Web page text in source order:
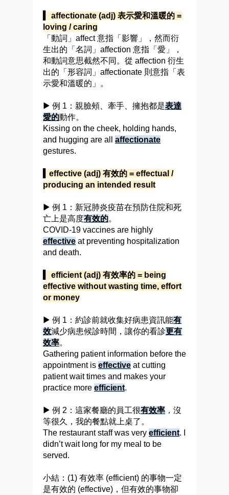
▍ affectionate (adj) 表示愛和溫暖的 =
loving / caring
「動詞」affect 意指「影響」，然而衍
生出的「名詞」affection 意指「愛」，
和動詞意思截然不同。從 affection 衍生
出的「形容詞」affectionate 則意指「表
示愛和溫暖的」。
▶ 例 1：親臉頰、牽手、擁抱都是表達
愛的動作。
Kissing on the cheek, holding hands,
and hugging are all affectionate
gestures.
▍effective (adj) 有效的 = effectual /
producing an intended result
▶ 例 1：新冠肺炎疫苗在預防住院和死
亡上是高度有效的。
COVID-19 vaccines are highly
effective at preventing hospitalization
and death.
▍ efficient (adj) 有效率的 = being
effective without wasting time, effort
or money
▶ 例 1：約診前就收集好病患資訊能有
效減少病患候診時間，讓你的看診更有
效率。
Gathering patient information before the
appointment is effective at cutting
patient wait times and makes your
practice more efficient.
▶ 例 2：這家餐廳的員工很有效率 ，沒
等很久，我的餐點就上桌了。
The restaurant staff was very efficient. I
didn’t wait long for my meal to be
served.
小結：(1) 有效率 (efficient) 的事物一定
是有效的 (effective)，但有效的事物卻